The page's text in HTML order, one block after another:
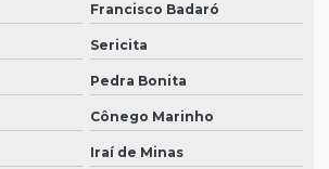
Francisco Badaró
Sericita
Pedra Bonita
Cônego Marinho
Iraí de Minas